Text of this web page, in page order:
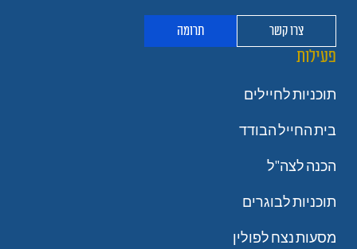
צרו קשר תרומה
פעילות
תוכניות לחיילים
בית החייל הבודד
הכנה לצה"ל
תוכניות לבוגרים
מסעות נצח לפולין